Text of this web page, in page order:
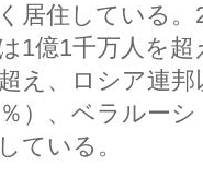
居住している
1億1千万人を超
え、
ロシア連邦
）、ベラルー
ている。